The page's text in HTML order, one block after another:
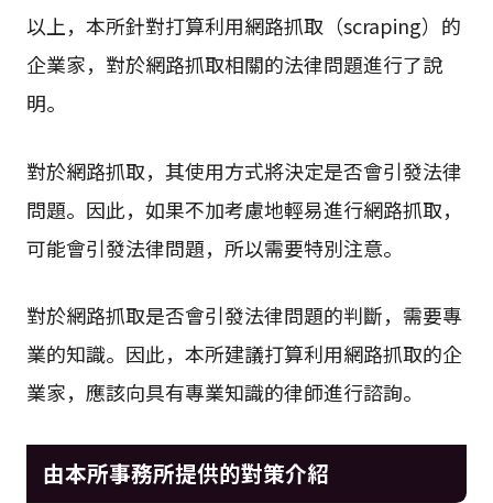
以上，本所針對打算利用網路抓取（scraping）的
企業家，對於網路抓取相關的法律問題進行了說
明。
對於網路抓取，其使用方式將決定是否會引發法律
問題。因此，如果不加考慮地輕易進行網路抓取，
可能會引發法律問題，所以需要特別注意。
對於網路抓取是否會引發法律問題的判斷，需要專
業的知識。因此，本所建議打算利用網路抓取的企
業家，應該向具有專業知識的律師進行諮詢。
由本所事務所提供的對策介紹